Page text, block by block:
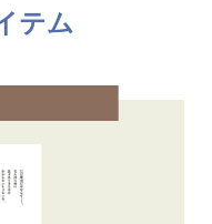
テム